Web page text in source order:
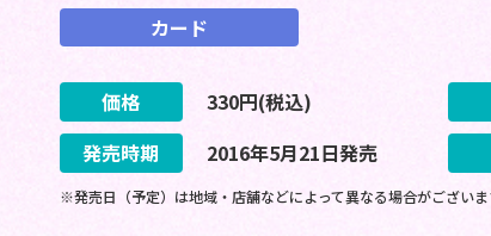
カード
価格 330円(税込)
発売時期
2016年5月21日発売
※発売日（予定）は地域・店舗などによって異なる場合がございま